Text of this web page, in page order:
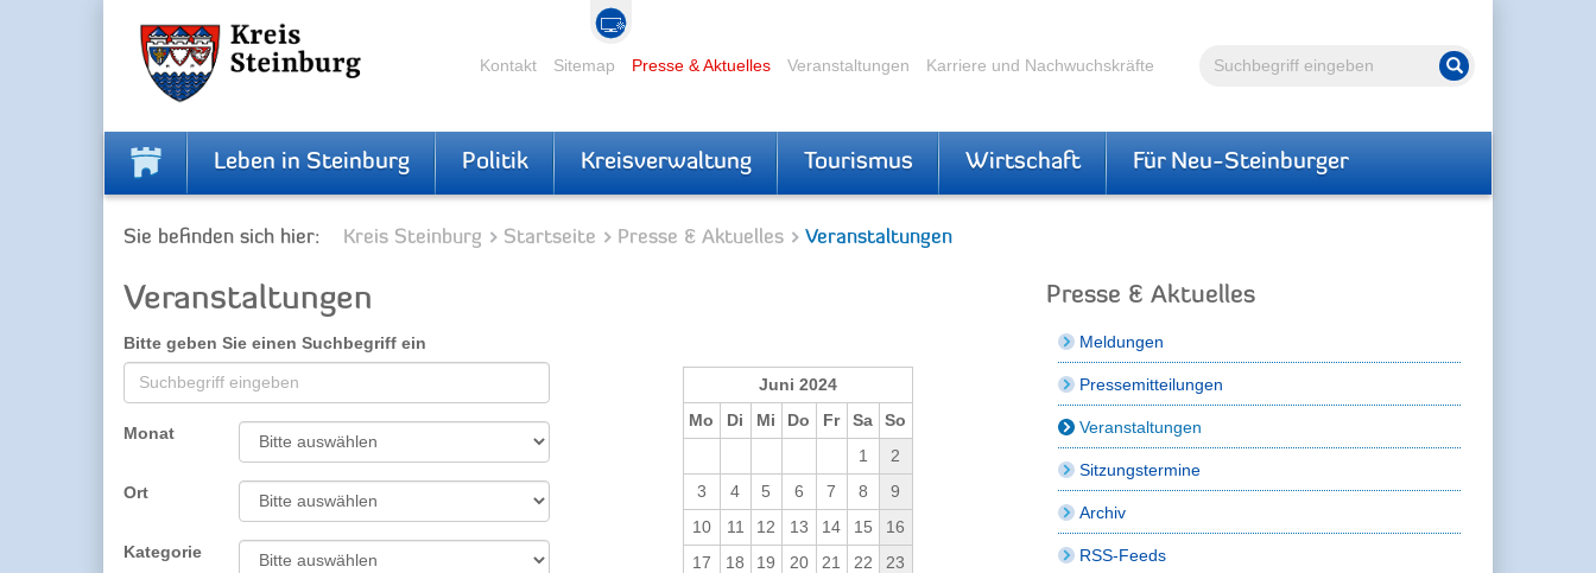
Volltextsuche Suche starten
Kontakt Sitemap Presse & Aktuelles Veranstaltungen Karriere und Nachwuchskräfte
Leben in Steinburg Politik Kreisverwaltung Tourismus Wirtschaft Für Neu-Steinburger
Sie befinden sich hier: Kreis Steinburg Startseite Presse & Aktuelles Veranstaltungen
Veranstaltungen
Juni 2024
Mo
Di Mi Do Fr Sa
So
1
2
3
4 5 6 7 8
9
10
11 12 13 14 15
16
17
18 19 20 21 22
23
Bitte geben Sie einen Suchbegriff ein
Monat
Ort
Kategorie
Presse & Aktuelles
Meldungen
Pressemitteilungen
Veranstaltungen
Sitzungstermine
Archiv
RSS-Feeds